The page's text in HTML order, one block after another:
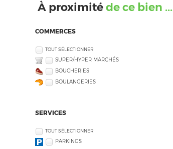
À proximitéde ce bien ...
COMMERCES
TOUT SÉLECTIONNER
SUPER/HYPER MARCHÉS
BOUCHERIES
BOULANGERIES
SERVICES
TOUT SÉLECTIONNER
PARKINGS